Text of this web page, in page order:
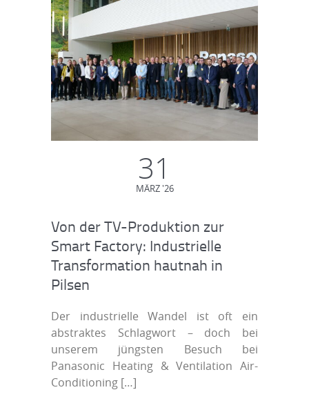
31
MÄRZ '26
Von der TV-Produktion zur
Smart Factory: Industrielle
Transformation hautnah in
Pilsen
Der industrielle Wandel ist oft ein
abstraktes Schlagwort – doch bei
unserem jüngsten Besuch bei
Panasonic Heating & Ventilation Air-
Conditioning […]